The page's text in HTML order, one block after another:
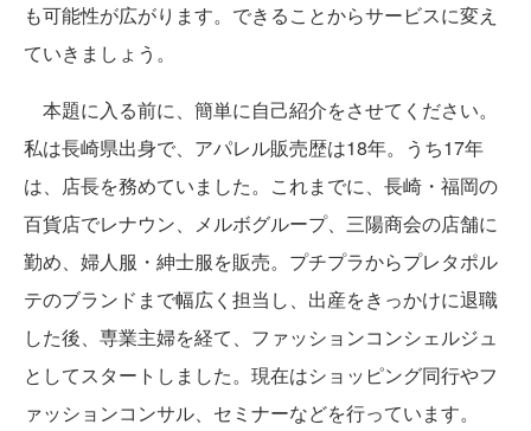
も可能性が広がります。できることからサービスに変え
ていきましょう。
本題に入る前に、簡単に自己紹介をさせてください。
私は長崎県出身で、アパレル販売歴は18年。うち17年
は、店長を務めていました。これまでに、長崎・福岡の
百貨店でレナウン、メルボグループ、三陽商会の店舗に
勤め、婦人服・紳士服を販売。プチプラからプレタポル
テのブランドまで幅広く担当し、出産をきっかけに退職
した後、専業主婦を経て、ファッションコンシェルジュ
としてスタートしました。現在はショッピング同行やフ
ァッションコンサル、セミナーなどを行っています。